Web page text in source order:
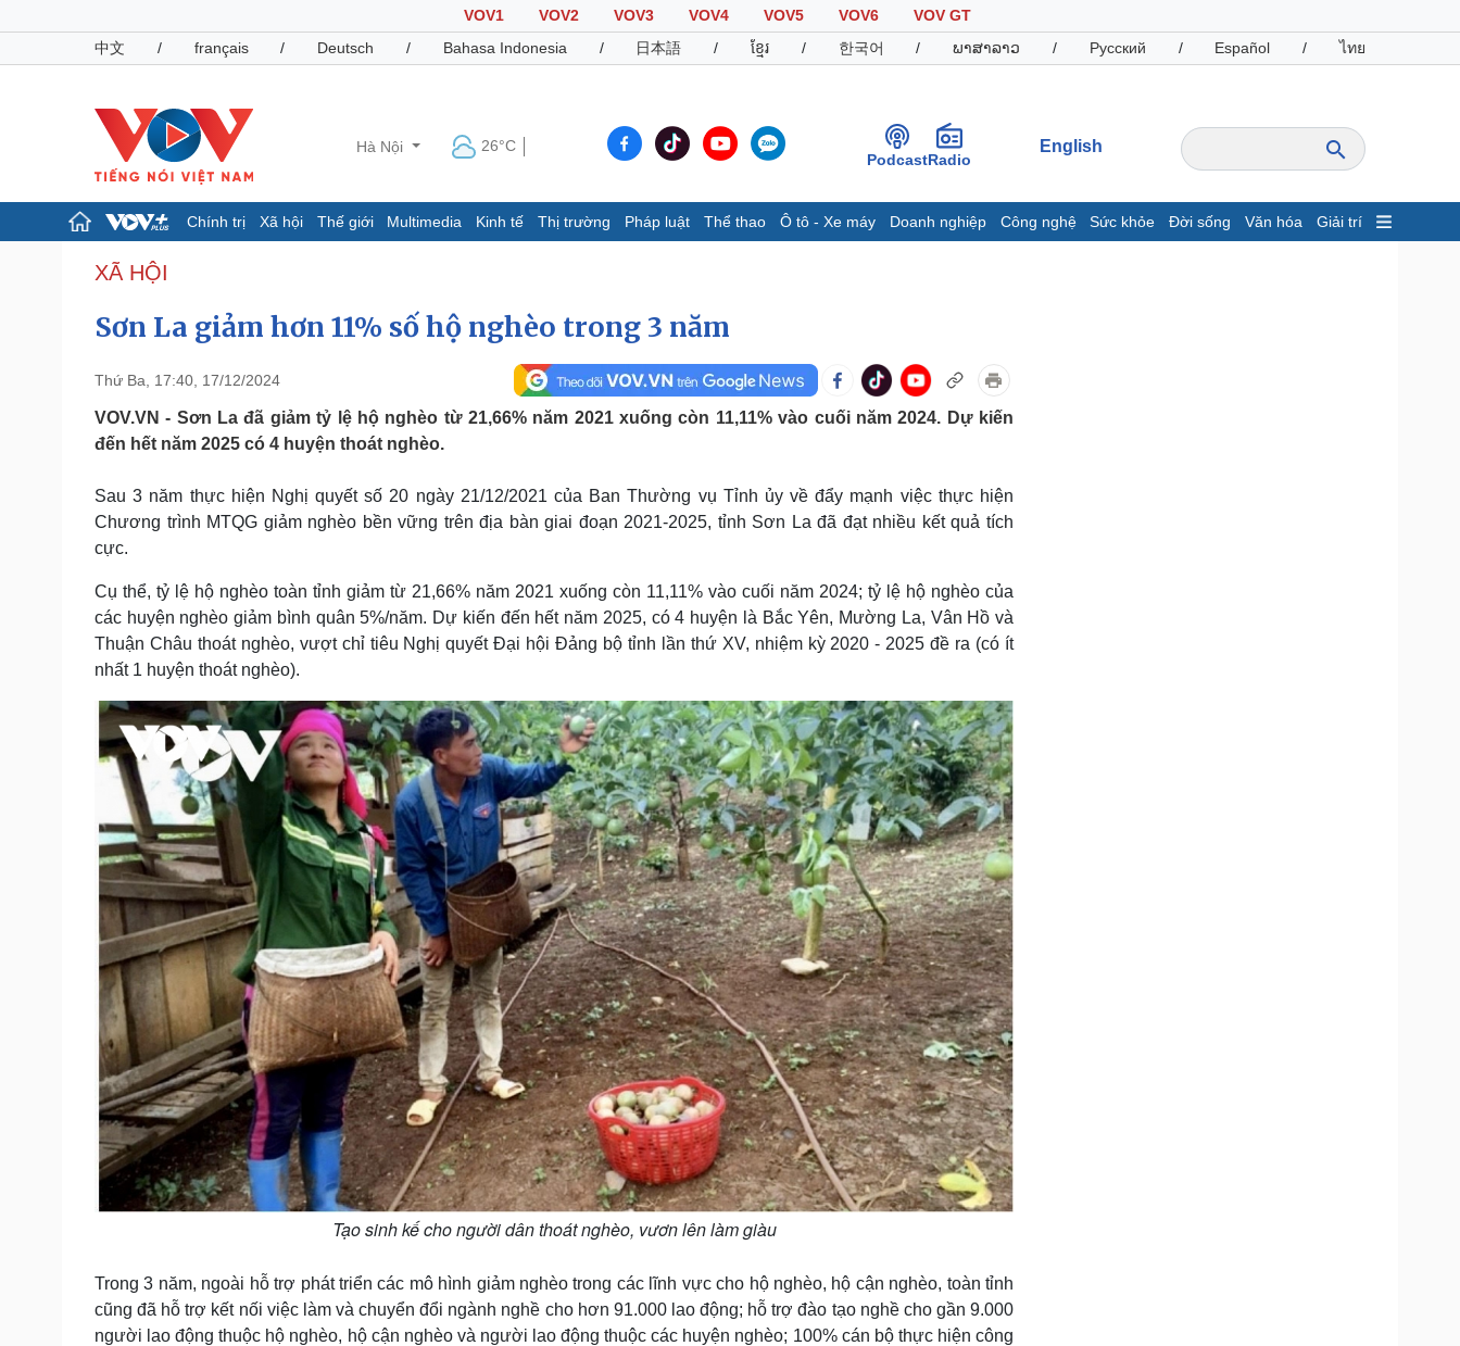
VOV1 VOV2 VOV3 VOV4 VOV5 VOV6
VOV GT
中文
/ français / Deutsch / Bahasa Indonesia / 日本語 / ខ្មែរ / 한국어 / ພາສາລາວ / Русский / Español / ไทย
Hà Nội 26°C
PodcastRadio
English
Chính trị Xã hội Thế giới Multimedia Kinh tế Thị trường Pháp luật Thể thao Ô tô - Xe máy Doanh nghiệp Công nghệ Sức khỏe Đời sống Văn hóa Giải trí
Chính trị
Tổ chức nhân sự
Quốc hội
Dự báo thời tiết
Giáo dục
Biển đảo
Cuộc sống đó đây
Hồ sơ
Infographic
Pháp luật
Tin nóng
Tư vấn luật
Quân sự - Quốc phòng
Việt Nam
Phân tích
Lịch thi đấu bóng đá
Thế giới thể thao
Xe máy
Tư vấn
Doanh nghiệp 24h
Doanh nhân
Sức khỏe
Dinh dưỡng - món ngon
Cây thuốc
Sản phụ khoa
Nhi khoa
Nam khoa
Làm đẹp - giảm cân
Phòng mạch online
Ăn sạch sống khỏe
Đời sống
Nhà đẹp
Blog
Sân khấu - Điện ảnh
Văn học
Di sản
Giải trí
Nghệ sĩ
Thời trang
Tư vấn
Săn Tour
Cải chính
XÃ HỘI
Sơn La giảm hơn 11% số hộ nghèo trong 3 năm
Thứ Ba, 17:40, 17/12/2024
VOV.VN - Sơn La đã giảm tỷ lệ hộ nghèo từ 21,66% năm 2021 xuống còn 11,11% vào cuối năm 2024. Dự kiến
đến hết năm 2025 có 4 huyện thoát nghèo.
Sau 3 năm thực hiện Nghị quyết số 20 ngày 21/12/2021 của Ban Thường vụ Tỉnh ủy về đẩy mạnh việc thực hiện
Chương trình MTQG giảm nghèo bền vững trên địa bàn giai đoạn 2021-2025, tỉnh Sơn La đã đạt nhiều kết quả tích
cực.
Cụ thể, tỷ lệ hộ nghèo toàn tỉnh giảm từ 21,66% năm 2021 xuống còn 11,11% vào cuối năm 2024; tỷ lệ hộ nghèo của
các huyện nghèo giảm bình quân 5%/năm. Dự kiến đến hết năm 2025, có 4 huyện là Bắc Yên, Mường La, Vân Hồ và
Thuận Châu thoát nghèo, vượt chỉ tiêu Nghị quyết Đại hội Đảng bộ tỉnh lần thứ XV, nhiệm kỳ 2020 - 2025 đề ra (có ít
nhất 1 huyện thoát nghèo).
Tạo sinh kế cho người dân thoát nghèo, vươn lên làm giàu
Trong 3 năm, ngoài hỗ trợ phát triển các mô hình giảm nghèo trong các lĩnh vực cho hộ nghèo, hộ cận nghèo, toàn tỉnh
cũng đã hỗ trợ kết nối việc làm và chuyển đổi ngành nghề cho hơn 91.000 lao động; hỗ trợ đào tạo nghề cho gần 9.000
người lao động thuộc hộ nghèo, hộ cận nghèo và người lao động thuộc các huyện nghèo; 100% cán bộ thực hiện công